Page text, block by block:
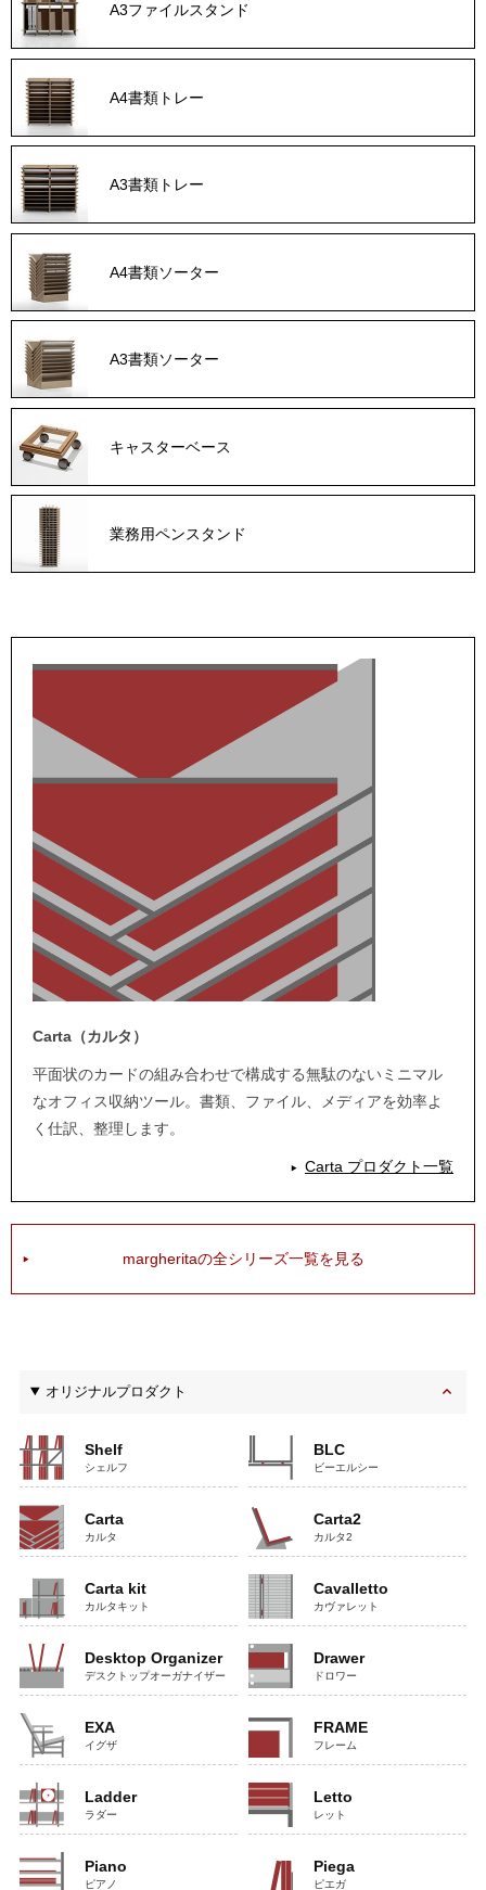
A3ファイルスタンド
A4書類トレー
A3書類トレー
A4書類ソーター
A3書類ソーター
キャスターベース
業務用ペンスタンド
Carta（カルタ）
平面状のカードの組み合わせで構成する無駄のないミニマル
なオフィス収納ツール。書類、ファイル、メディアを効率よ
く仕訳、整理します。
Carta プロダクト一覧
margheritaの全シリーズ一覧を見る
オリジナルプロダクト
Shelf
シェルフ
BLC
ビーエルシー
Carta
カルタ
Carta2
カルタ2
Carta kit
カルタキット
Cavalletto
カヴァレット
Desktop Organizer
デスクトップオーガナイザー
Drawer
ドロワー
EXA
イグザ
FRAME
フレーム
Ladder
ラダー
Letto
レット
Piano
ピアノ
Piega
ピエガ